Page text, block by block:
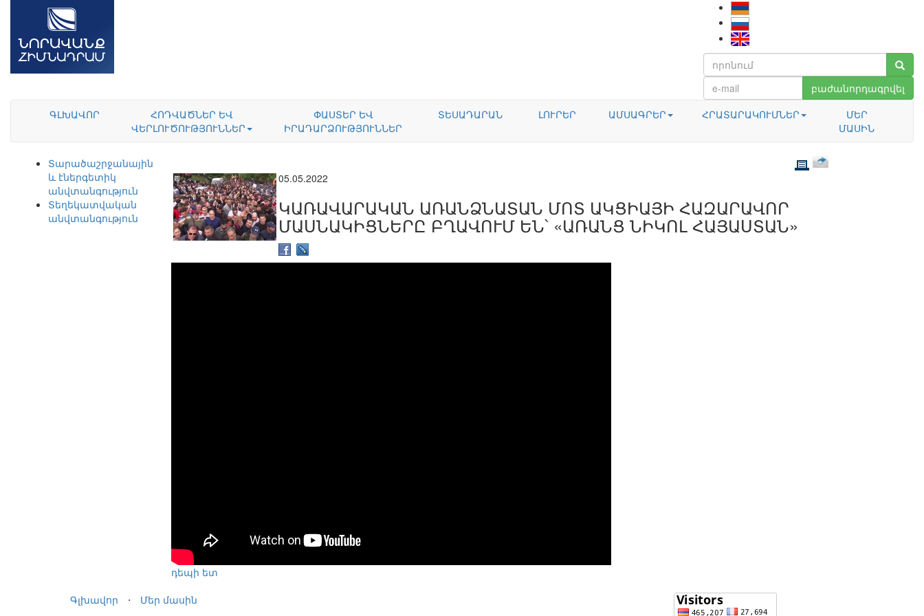
բաժանորդագրվել
ԳԼԽԱՎՈՐ
ՀՈԴՎԱԾՆԵՐ ԵՎ
ՎԵՐԼՈՒԾՈՒԹՅՈՒՆՆԵՐ
ՓԱՍՏԵՐ ԵՎ
ԻՐԱԴԱՐՁՈՒԹՅՈՒՆՆԵՐ
ՏԵՍԱԴԱՐԱՆ ԼՈՒՐԵՐ ԱՄՍԱԳՐԵՐ ՀՐԱՏԱՐԱԿՈՒՄՆԵՐ
ՄԵՐ
ՄԱՍԻՆ
Տարածաշրջանային
և էներգետիկ
անվտանգություն
Տեղեկատվական
անվտանգություն
05.05.2022
ԿԱՌԱՎԱՐԱԿԱՆ ԱՌԱՆՁՆԱՏԱՆ ՄՈՏ ԱԿՑԻԱՅԻ ՀԱԶԱՐԱՎՈՐ
ՄԱՍՆԱԿԻՑՆԵՐԸ ԲՂԱՎՈՒՄ ԵՆ՝ «ԱՌԱՆՑ ՆԻԿՈԼ ՀԱՅԱՍՏԱՆ»
դեպի ետ
Գլխավոր
⋅ Մեր մասին